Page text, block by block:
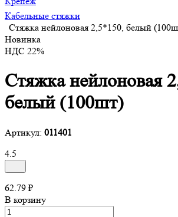
Кабельные стяжки
Стяжка нейлоновая 2,5*150, белый
Новинка
НДС 22%
Стяжка нейлоновая
белый (100шт)
Артикул: 011401
4.5
62.79 ₽
В корзину